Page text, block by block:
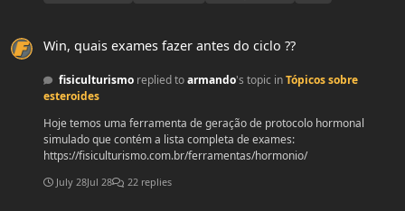
Win, quais exames fazer antes do ciclo ??
fisiculturismo replied toarmando's topic inTópicos sobre
esteroides
Hoje temos uma ferramenta de geração de protocolo hormonal
simulado que contém a lista completa de exames:
https://fisiculturismo.com.br/ferramentas/hormonio/
July 28Jul 28 22 replies